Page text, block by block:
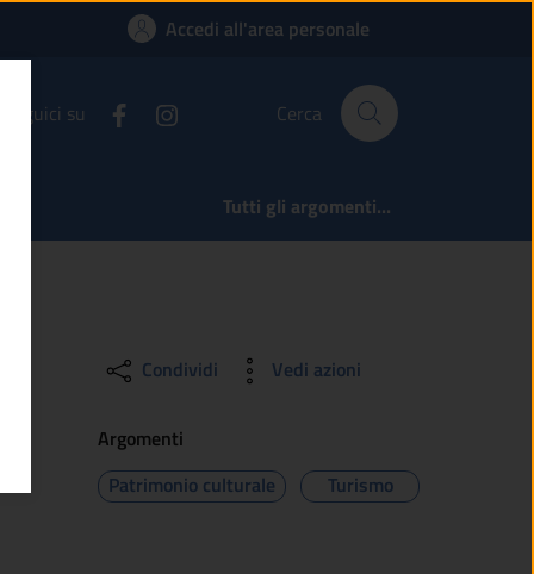
| Comune di
Accedi all'area personale
Seguici su Cerca
Tutti gli argomenti...
Condividi Vedi azioni
Argomenti
Patrimonio culturale
Turismo